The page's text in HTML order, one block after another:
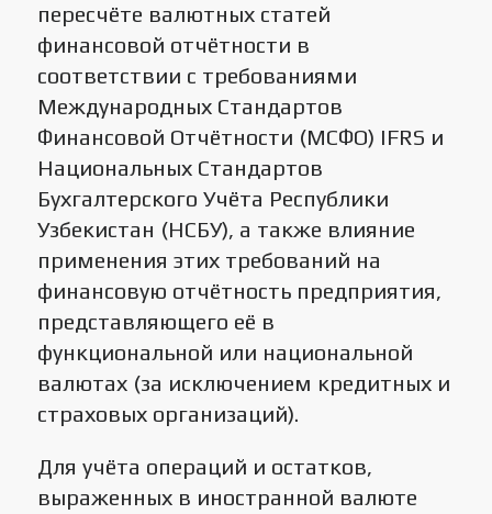
пересчёте валютных статей
финансовой отчётности в
соответствии с требованиями
Международных Стандартов
Финансовой Отчётности (МСФО) IFRS и
Национальных Стандартов
Бухгалтерского Учёта Республики
Узбекистан (НСБУ), а также влияние
применения этих требований на
финансовую отчётность предприятия,
представляющего её в
функциональной или национальной
валютах (за исключением кредитных и
страховых организаций).
Для учёта операций и остатков,
выраженных в иностранной валюте